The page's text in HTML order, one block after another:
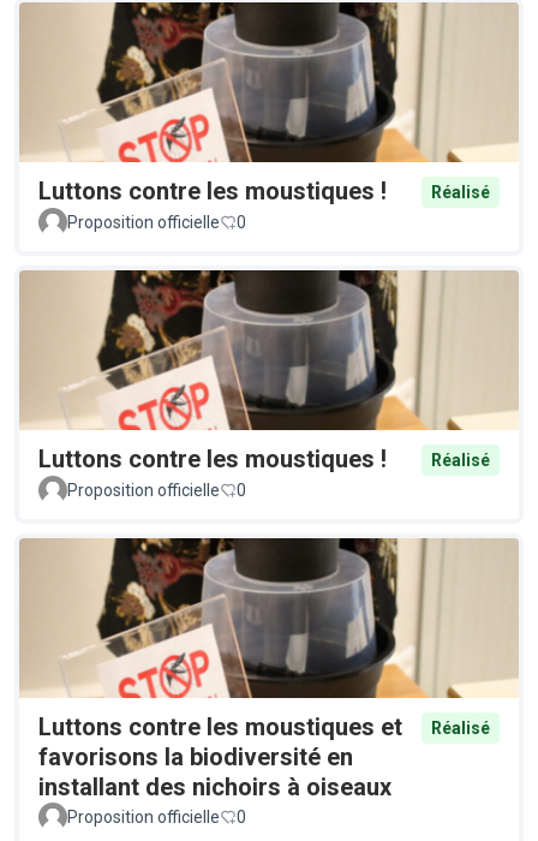
Luttons contre les moustiques !
Réalisé
Proposition officielle
0
Luttons contre les moustiques !
Réalisé
Proposition officielle
0
Luttons contre les moustiques et
favorisons la biodiversité en
installant des nichoirs à oiseaux
Réalisé
Proposition officielle 0